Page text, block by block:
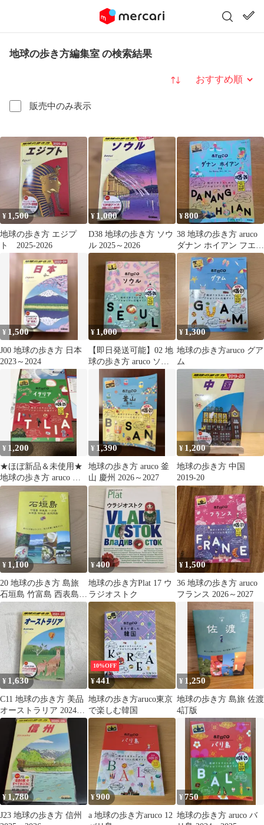
地球の歩き方編集室 の検索結果
販売中のみ表示
並び替え
¥ 1,500
地球の歩き方 エジプ
ト 2025-2026
¥ 1,000
D38 地球の歩き方 ソウ
ル 2025～2026
¥800
38 地球の歩き方 aruco
ダナン ホイアン フエ
2025～2026
¥ 1,500
J00 地球の歩き方 日本
2023～2024
¥ 1,000
【即日発送可能】02 地
球の歩き方 aruco ソウ
ル 2025～2026
¥ 1,300
地球の歩き方aruco グア
ム
¥ 1,200
★ほぼ新品＆未使用★
地球の歩き方 aruco イ
タリア 2024～2025
¥ 1,390
地球の歩き方 aruco 釜
山 慶州 2026～2027
¥ 1,200
地球の歩き方 中国
2019-20
¥ 1,100
20 地球の歩き方 島旅
石垣島 竹富島 西表島
小浜島 由布島 新城島
波照…
¥400
地球の歩き方Plat 17 ウ
ラジオストク
¥ 1,500
36 地球の歩き方 aruco
フランス 2026～2027
¥ 1,630
C11 地球の歩き方 美品
オーストラリア 2024～
2025
10%OFF
¥441
地球の歩き方aruco東京
で楽しむ韓国
¥ 1,250
地球の歩き方 島旅 佐渡
4訂版
¥ 1,780
J23 地球の歩き方 信州
¥900
a 地球の歩き方aruco 12
¥ 750
地球の歩き方 aruco バ